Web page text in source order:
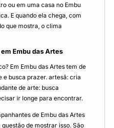
ou em uma casa no Embu
E quando ela chega, com
que mostra, o clima
Embu das Artes
Em Embu das Artes tem de
e busca prazer. artesã: cria
de arte: busca
ir longe para encontrar.
de Embu das Artes
de mostrar isso. São